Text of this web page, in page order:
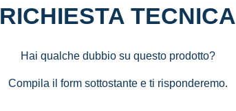
RICHIESTA TECNICA
Hai qualche dubbio su questo prodotto?
Compila il form sottostante e ti risponderemo.